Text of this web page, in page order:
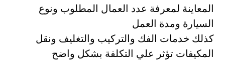
المعاينة لمعرفة عدد العمال المطلوب ونوع
السيارة ومدة العمل
كذلك خدمات الفك والتركيب والتغليف ونقل
المكيفات تؤثر علي التكلفة بشكل واضح